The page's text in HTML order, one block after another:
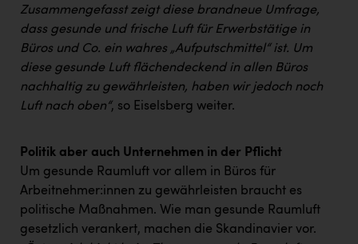
Zusammengefasst zeigt diese brandneue Umfrage,
dass gesunde und frische Luft für Erwerbstätige in
Büros und Co. ein wahres „Aufputschmittel“ ist. Um
diese gesunde Luft flächendeckend in allen Büros
nachhaltig zu gewährleisten, haben wir jedoch noch
Luft nach oben“, so Eiselsberg weiter.
Politik aber auch Unternehmen in der Pflicht
Um gesunde Raumluft vor allem in Büros für
Arbeitnehmer:innen zu gewährleisten braucht es
politische Maßnahmen. Wie man gesunde Raumluft
gesetzlich verankert, machen die Skandinavier vor.